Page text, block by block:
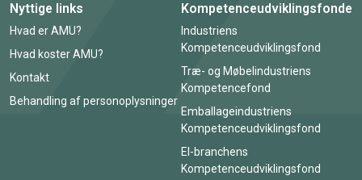
Nyttige links
Hvad er AMU?
Hvad koster AMU?
Kontakt
Behandling af personoplysninger
Kompetenceudviklingsfonde
Industriens
Kompetenceudviklingsfond
Træ- og Møbelindustriens
Kompetencefond
Emballageindustriens
Kompetenceudviklingsfond
El-branchens
Kompetenceudviklingsfond